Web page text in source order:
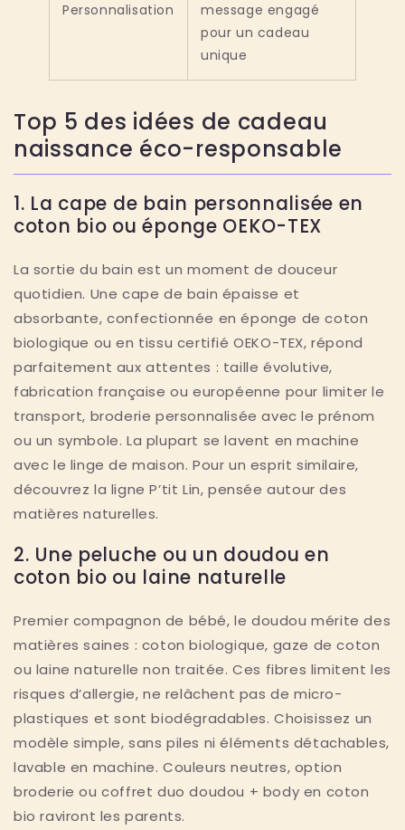
Personnalisation
message engagé
pour un cadeau
unique
Top 5 des idées de cadeau
naissance éco-responsable
1. La cape de bain personnalisée en
coton bio ou éponge OEKO-TEX
La sortie du bain est un moment de douceur
quotidien. Une cape de bain épaisse et
absorbante, confectionnée en éponge de coton
biologique ou en tissu certifié OEKO-TEX, répond
parfaitement aux attentes : taille évolutive,
fabrication française ou européenne pour limiter le
transport, broderie personnalisée avec le prénom
ou un symbole. La plupart se lavent en machine
avec le linge de maison. Pour un esprit similaire,
découvrez la ligne P’tit Lin, pensée autour des
matières naturelles.
2. Une peluche ou un doudou en
coton bio ou laine naturelle
Premier compagnon de bébé, le doudou mérite des
matières saines : coton biologique, gaze de coton
ou laine naturelle non traitée. Ces fibres limitent les
risques d’allergie, ne relâchent pas de micro-
plastiques et sont biodégradables. Choisissez un
modèle simple, sans piles ni éléments détachables,
lavable en machine. Couleurs neutres, option
broderie ou coffret duo doudou + body en coton
bio raviront les parents.